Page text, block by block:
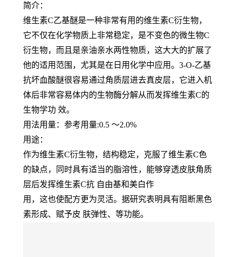
简介：
维生素C乙基醚是一种非常有用的维生素C衍生物，
它不仅在化学物质上非常稳定，是不变色的微生物C
衍生物，而且是亲油亲水两性物质，这大大的扩展了
他的适用范围，尤其是在日用化学中应用。3-O-乙基
抗坏血酸醚很容易通过角质层进去真皮层，它进入机
体后非常容易体内的生物酶分解从而发挥维生素C的
生物学功 效。
用法用量：参考用量:0.5 ～2.0%
用途：
作为维生素C衍生物，结构稳定，克服了维生素C色
的缺点，同时具有适当的脂溶性，能够穿透皮肤角质
层后发挥维生素C抗 自由基和美白作
用，这也使配方更为灵活。据研究表明具有阻断黑色
素形成、赋予皮 肤弹性、等功能。